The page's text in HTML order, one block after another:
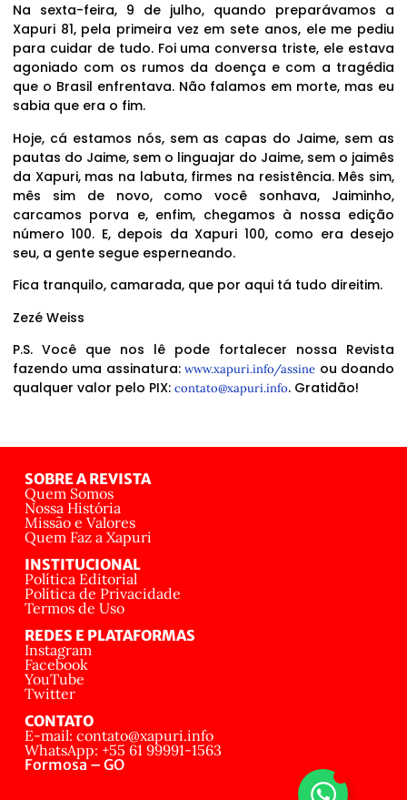
Na sexta-feira, 9 de julho, quando preparávamos a
Xapuri 81, pela primeira vez em sete anos, ele me pediu
para cuidar de tudo. Foi uma conversa triste, ele estava
agoniado com os rumos da doença e com a tragédia
que o Brasil enfrentava. Não falamos em morte, mas eu
sabia que era o fim.
Hoje, cá estamos nós, sem as capas do Jaime, sem as
pautas do Jaime, sem o linguajar do Jaime, sem o jaimês
da Xapuri, mas na labuta, firmes na resistência. Mês sim,
mês sim de novo, como você sonhava, Jaiminho,
carcamos porva e, enfim, chegamos à nossa edição
número 100. E, depois da Xapuri 100, como era desejo
seu, a gente segue esperneando.
Fica tranquilo, camarada, que por aqui tá tudo direitim.
Zezé Weiss
P.S. Você que nos lê pode fortalecer nossa Revista
fazendo uma assinatura:www.xapuri.info/assine ou doando
qualquer valor pelo PIX: contato@xapuri.info. Gratidão!
SOBRE A REVISTA
Quem Somos
Nossa História
Missão e Valores
Quem Faz a Xapuri
INSTITUCIONAL
Política Editorial
Política de Privacidade
Termos de Uso
REDES E PLATAFORMAS
Instagram
Facebook
YouTube
Twitter
CONTATO
E-mail: contato@xapuri.info
WhatsApp: +55 61 99991-1563
Formosa – GO